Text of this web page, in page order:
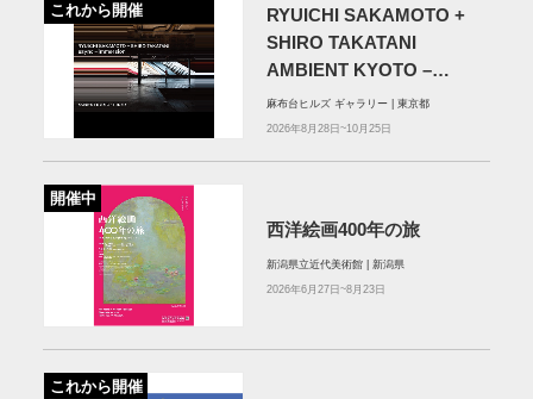
これから開催
RYUICHI SAKAMOTO +
SHIRO TAKATANI
AMBIENT KYOTO –
TOKYO
麻布台ヒルズ ギャラリー | 東京都
2026年8月28日~10月25日
開催中
西洋絵画400年の旅
新潟県立近代美術館 | 新潟県
2026年6月27日~8月23日
これから開催